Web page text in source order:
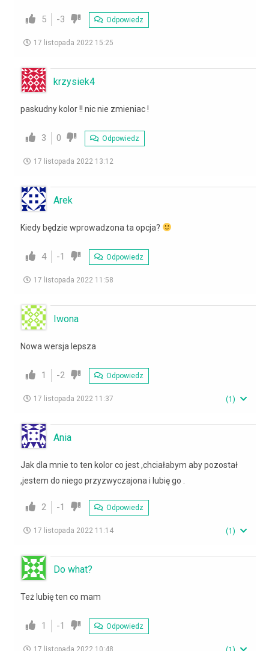
5 -3 Odpowiedz
17 listopada 2022 15:25
krzysiek4
paskudny kolor !! nic nie zmieniac !
3 0 Odpowiedz
17 listopada 2022 13:12
Arek
Kiedy będzie wprowadzona ta opcja?
4 -1 Odpowiedz
17 listopada 2022 11:58
Iwona
Nowa wersja lepsza
1 -2 Odpowiedz
17 listopada 2022 11:37 (1)
Ania
Jak dla mnie to ten kolor co jest ,chciałabym aby pozostał
,jestem do niego przyzwyczajona i lubię go .
2 -1 Odpowiedz
17 listopada 2022 11:14 (1)
Do what?
Też lubię ten co mam
1 -1 Odpowiedz
17 listopada 2022 10:48